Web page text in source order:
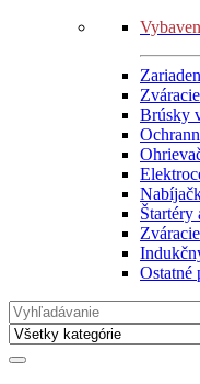
Brúsky
Štartéry
Ostatné
Search
for: